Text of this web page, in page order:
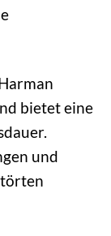
bietet eine
und